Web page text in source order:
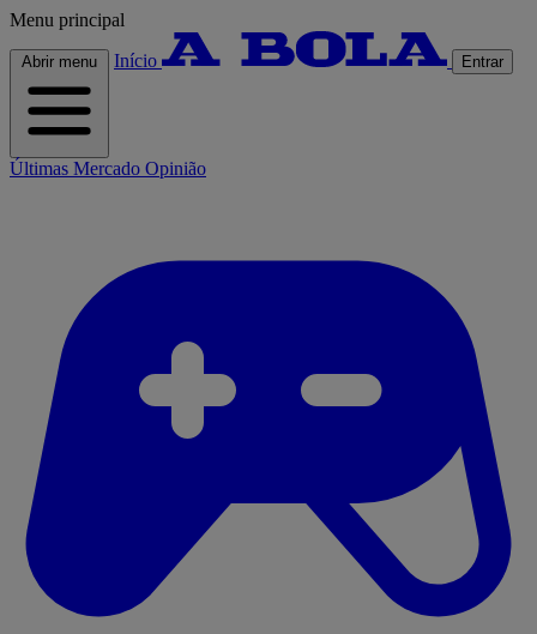
Menu principal
Abrir menu Início Entrar
Últimas Mercado Opinião